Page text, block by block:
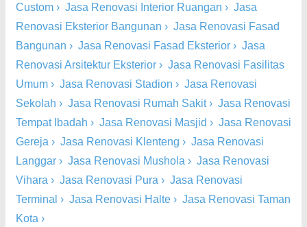
Custom › Jasa Renovasi Interior Ruangan › Jasa
Renovasi Eksterior Bangunan › Jasa Renovasi Fasad
Bangunan › Jasa Renovasi Fasad Eksterior › Jasa
Renovasi Arsitektur Eksterior › Jasa Renovasi Fasilitas
Umum › Jasa Renovasi Stadion › Jasa Renovasi
Sekolah › Jasa Renovasi Rumah Sakit› Jasa Renovasi
Tempat Ibadah › Jasa Renovasi Masjid › Jasa Renovasi
Gereja › Jasa Renovasi Klenteng › Jasa Renovasi
Langgar › Jasa Renovasi Mushola › Jasa Renovasi
Vihara › Jasa Renovasi Pura › Jasa Renovasi
Terminal › Jasa Renovasi Halte › Jasa Renovasi Taman
Kota ›